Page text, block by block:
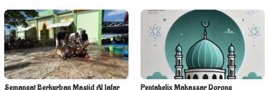
Semangat Berkurban Masjid Al Jafar
Pentahelix Makassar Dorong